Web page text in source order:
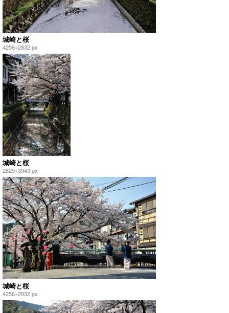
城崎と桜
4256×2832 px
城崎と桜
2629×3943 px
城崎と桜
4256×2832 px